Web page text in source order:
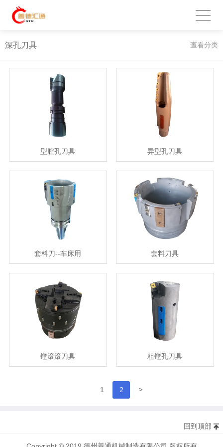
深孔刀具 查看分类
型腔孔刀具 异型孔刀具
套料刀--车床用 套料刀具
镗滚滚刀具 粗镗孔刀具
1 2 >
回到顶部